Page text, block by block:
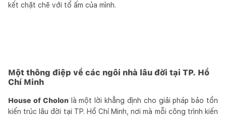
kết chặt chẽ với tổ ấm của mình.
Một thông điệp về các ngôi nhà lâu đời tại TP. Hồ
Chí Minh
House of Cholonlà một lời khẳng định cho giải pháp bảo tồn
kiến trúc lâu đời tại TP. Hồ Chí Minh, nơi mà mỗi công trình kiến